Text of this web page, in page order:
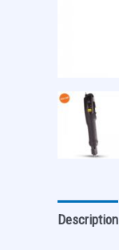
Description